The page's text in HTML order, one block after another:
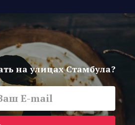
на улицах Стамбула?